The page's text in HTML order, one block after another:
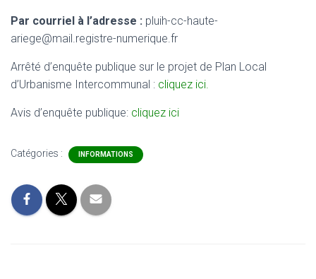
Par courriel à l’adresse : pluih-cc-haute-
ariege@mail.registre-numerique.fr
Arrêté d’enquête publique sur le projet de Plan Local
d’Urbanisme Intercommunal : cliquez ici.
Avis d’enquête publique: cliquez ici
Catégories : INFORMATIONS